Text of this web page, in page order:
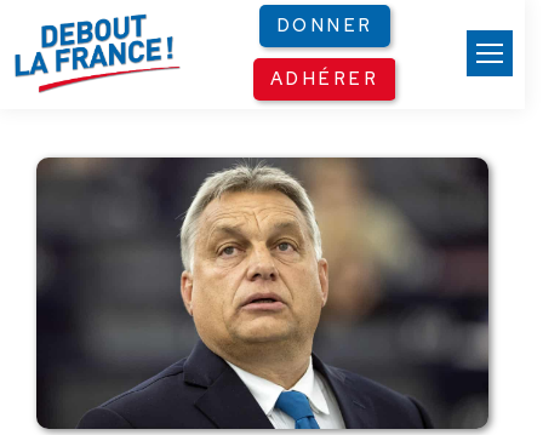
DONNER
ADHÉRER
Panneau de gestion des cookies